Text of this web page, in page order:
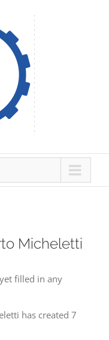
Micheletti
filled in any
has created 7